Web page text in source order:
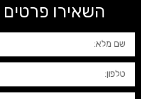
השאירו פרטים